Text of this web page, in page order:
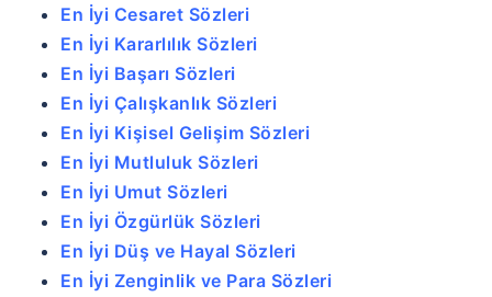
En İyi Cesaret Sözleri
En İyi Kararlılık Sözleri
En İyi Başarı Sözleri
En İyi Çalışkanlık Sözleri
En İyi Kişisel Gelişim Sözleri
En İyi Mutluluk Sözleri
En İyi Umut Sözleri
En İyi Özgürlük Sözleri
En İyi Düş ve Hayal Sözleri
En İyi Zenginlik ve Para Sözleri